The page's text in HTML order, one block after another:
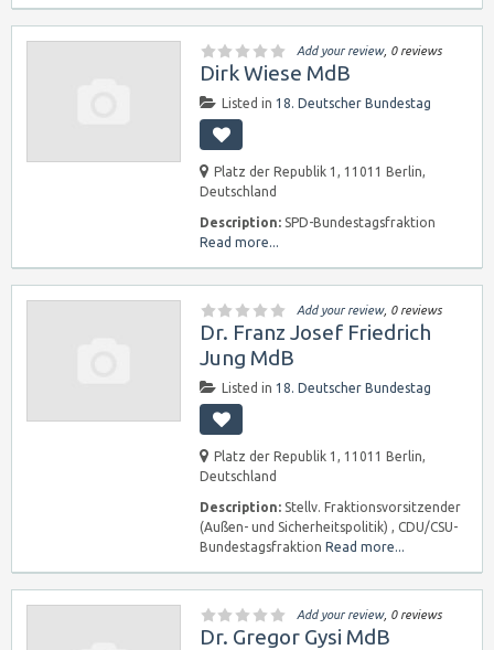
Add your review, 0 reviews
Dirk Wiese MdB
Listed in 18. Deutscher Bundestag
Platz der Republik 1, 11011 Berlin,
Deutschland
Description: SPD-Bundestagsfraktion
Read more...
Add your review, 0 reviews
Dr. Franz Josef Friedrich
Jung MdB
Listed in 18. Deutscher Bundestag
Platz der Republik 1, 11011 Berlin,
Deutschland
Description: Stellv. Fraktionsvorsitzender
(Außen- und Sicherheitspolitik) , CDU/CSU-
Bundestagsfraktion Read more...
Add your review, 0 reviews
Dr. Gregor Gysi MdB